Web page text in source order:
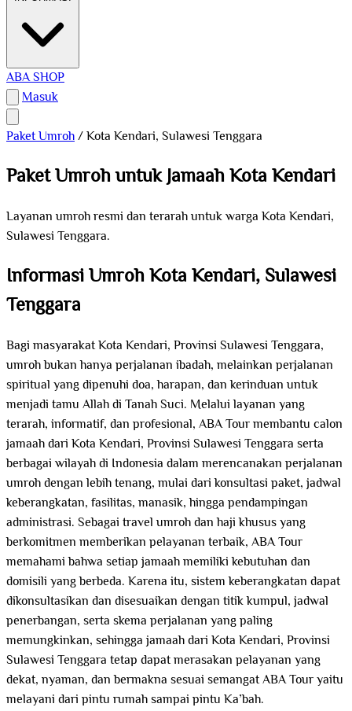
ABA SHOP
Masuk
Paket Umroh/Kota Kendari, Sulawesi Tenggara
Paket Umroh untuk Jamaah Kota Kendari
Layanan umroh resmi dan terarah untuk warga Kota Kendari,
Sulawesi Tenggara.
Informasi Umroh Kota Kendari, Sulawesi
Tenggara
Bagi masyarakat Kota Kendari, Provinsi Sulawesi Tenggara,
umroh bukan hanya perjalanan ibadah, melainkan perjalanan
spiritual yang dipenuhi doa, harapan, dan kerinduan untuk
menjadi tamu Allah di Tanah Suci. Melalui layanan yang
terarah, informatif, dan profesional, ABA Tour membantu calon
jamaah dari Kota Kendari, Provinsi Sulawesi Tenggara serta
berbagai wilayah di Indonesia dalam merencanakan perjalanan
umroh dengan lebih tenang, mulai dari konsultasi paket, jadwal
keberangkatan, fasilitas, manasik, hingga pendampingan
administrasi. Sebagai travel umroh dan haji khusus yang
berkomitmen memberikan pelayanan terbaik, ABA Tour
memahami bahwa setiap jamaah memiliki kebutuhan dan
domisili yang berbeda. Karena itu, sistem keberangkatan dapat
dikonsultasikan dan disesuaikan dengan titik kumpul, jadwal
penerbangan, serta skema perjalanan yang paling
memungkinkan, sehingga jamaah dari Kota Kendari, Provinsi
Sulawesi Tenggara tetap dapat merasakan pelayanan yang
dekat, nyaman, dan bermakna sesuai semangat ABA Tour yaitu
melayani dari pintu rumah sampai pintu Ka’bah.